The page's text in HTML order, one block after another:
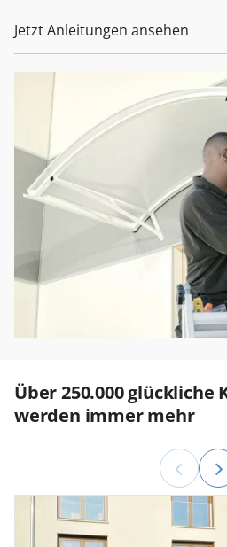
Jetzt Anleitungen ansehen
Über 250.000 glückliche
werden immer mehr